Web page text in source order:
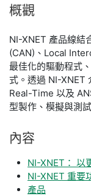
概觀
NI-XNET 產品線
(CAN)、Local
最佳化的驅動程式
式。透過 NI-XNET
Real-Time 以及
型製作、模擬與測
內容
NI-XNET： 以
NI-XNET 重要
產品